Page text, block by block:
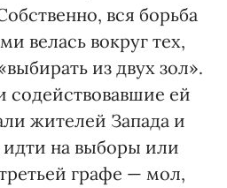
вся борьба
велась вокруг тех,
из двух зол».
содействовавшие ей
жителей Запада и
на выборы или
графе — мол,